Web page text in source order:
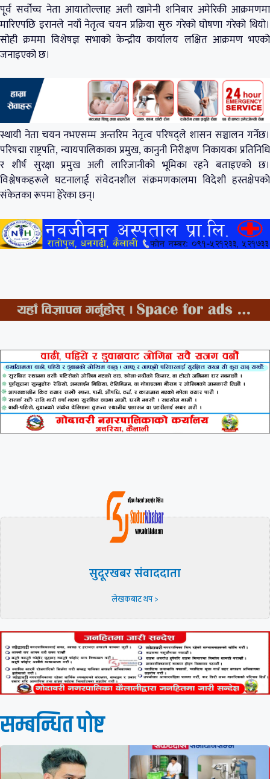
पूर्व सर्वोच्च नेता आयातोल्लाह अली खामेनी शनिबार अमेरिकी आक्रमणमा
मारिएपछि इरानले नयाँ नेतृत्व चयन प्रक्रिया सुरु गरेको घोषणा गरेको थियो।
सोही क्रममा विशेषज्ञ सभाको केन्द्रीय कार्यालय लक्षित आक्रमण भएको
जनाइएको छ।
स्थायी नेता चयन नभएसम्म अन्तरिम नेतृत्व परिषद्ले शासन सञ्चालन गर्नेछ।
परिषद्मा राष्ट्रपति, न्यायपालिकाका प्रमुख, कानुनी निरीक्षण निकायका प्रतिनिधि
र शीर्ष सुरक्षा प्रमुख अली लारिजानीको भूमिका रहने बताइएको छ।
विश्लेषकहरूले घटनालाई संवेदनशील संक्रमणकालमा विदेशी हस्तक्षेपको
संकेतका रूपमा हेरेका छन्।
सुदूरखबर संवाददाता
लेखकबाट थप >
सम्बन्धित पाेष्ट